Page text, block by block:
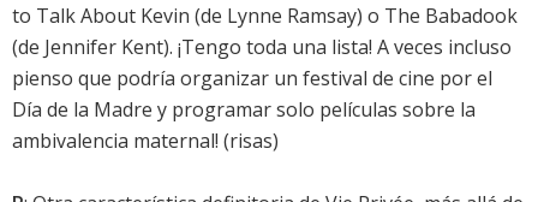
to Talk About Kevin (de Lynne Ramsay) o The Babadook
(de Jennifer Kent). ¡Tengo toda una lista! A veces incluso
pienso que podría organizar un festival de cine por el
Día de la Madre y programar solo películas sobre la
ambivalencia maternal! (risas)